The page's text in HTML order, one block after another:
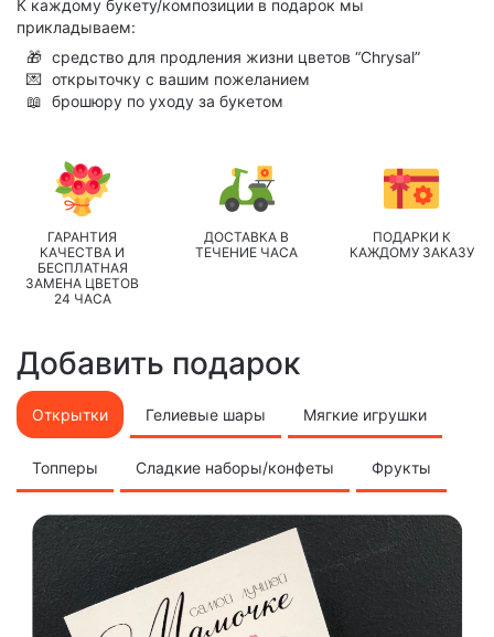
К каждому букету/композиции в подарок мы
прикладываем:
🎁 средство для продления жизни цветов “Chrysal”
💌 открыточку с вашим пожеланием
📖 брошюру по уходу за букетом
ГАРАНТИЯ
КАЧЕСТВА И
БЕСПЛАТНАЯ
ЗАМЕНА ЦВЕТОВ
24 ЧАСА
ДОСТАВКА В
ТЕЧЕНИЕ ЧАСА
ПОДАРКИ К
КАЖДОМУ ЗАКАЗУ
Добавить подарок
Открытки Гелиевые шары Мягкие игрушки
Топперы Сладкие наборы/конфеты Фрукты